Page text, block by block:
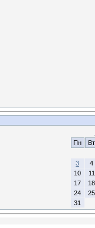
Пн
Вт
3
4
10
11
17
18
24
25
31